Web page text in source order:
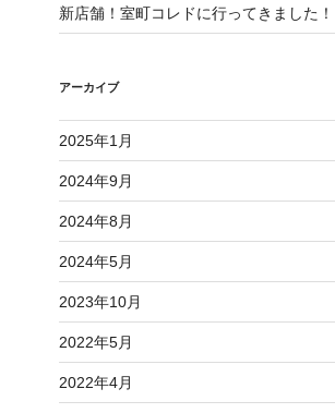
新店舗！室町コレドに行ってきました！
アーカイブ
2025年1月
2024年9月
2024年8月
2024年5月
2023年10月
2022年5月
2022年4月